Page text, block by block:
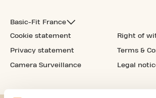
Basic-Fit France
Cookie statement
Privacy statement
Camera Surveillance
Right of
Terms &
Legal